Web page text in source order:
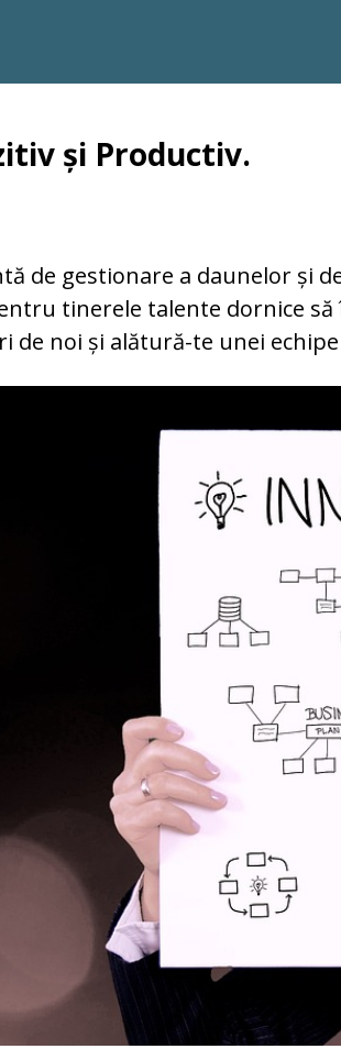
și Productiv.
de gestionare a daunelor și
tinerele talente dornice
de noi și alătură-te unei